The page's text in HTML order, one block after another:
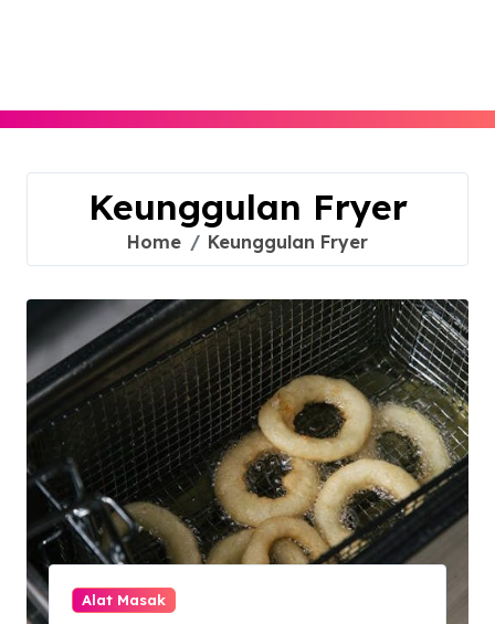
Keunggulan Fryer
Home Keunggulan Fryer
Alat Masak